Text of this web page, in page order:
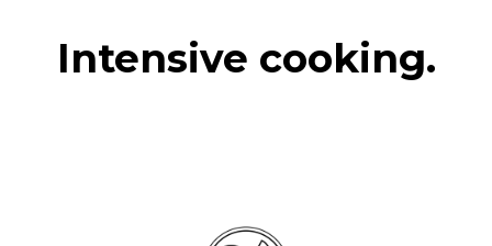
Intensive cooking.